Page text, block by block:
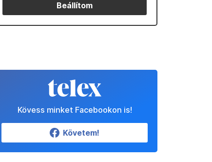
Beállítom
Kövess minket Facebookon is!
Követem!